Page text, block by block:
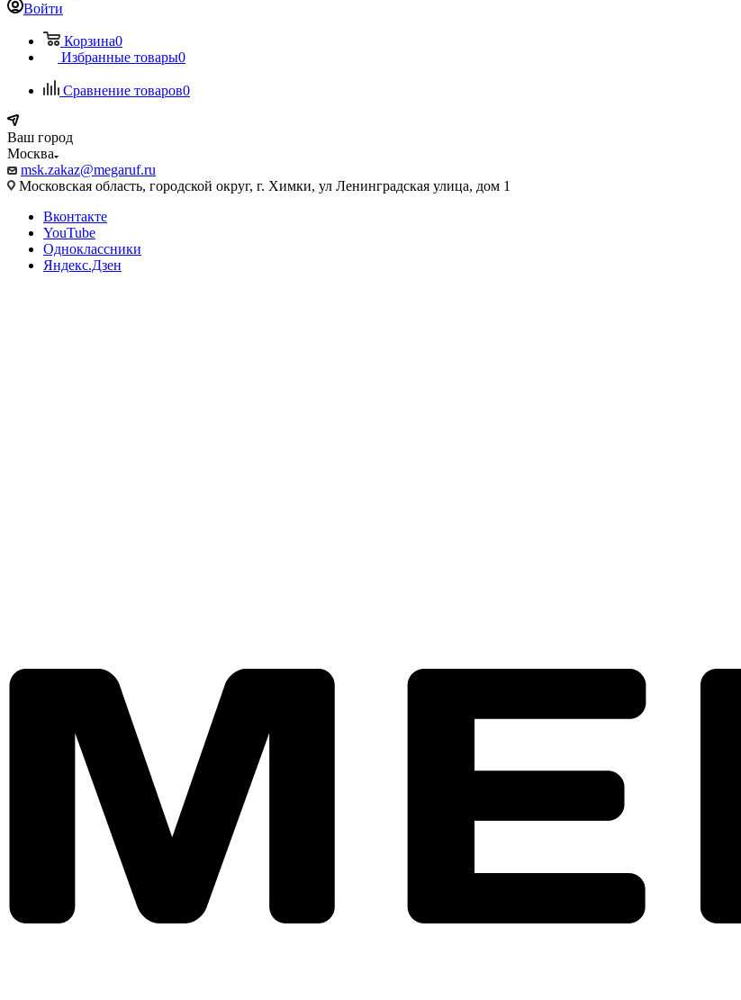
Войти
Корзина0
Избранные товары0
Сравнение товаров0
Ваш город
Москва
msk.zakaz@megaruf.ru
Московская область, городской округ, г. Химки, ул Ленинградская улица, дом 1
Вконтакте
YouTube
Одноклассники
Яндекс.Дзен